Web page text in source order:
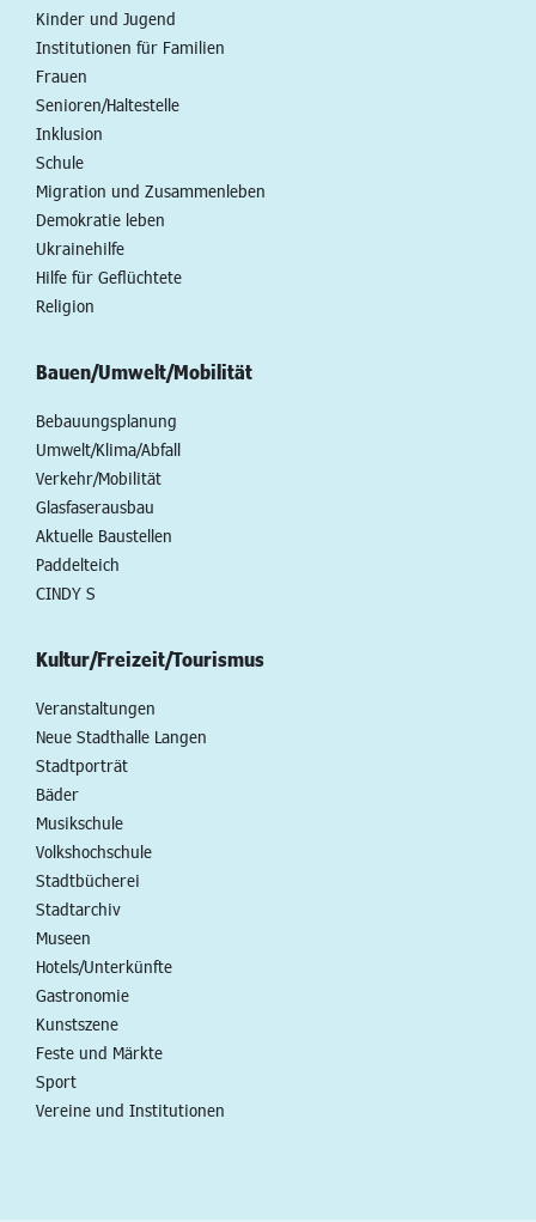
Kinder und Jugend
Institutionen für Familien
Frauen
Senioren/Haltestelle
Inklusion
Schule
Migration und Zusammenleben
Demokratie leben
Ukrainehilfe
Hilfe für Geflüchtete
Religion
Bauen/Umwelt/Mobilität
Bebauungsplanung
Umwelt/Klima/Abfall
Verkehr/Mobilität
Glasfaserausbau
Aktuelle Baustellen
Paddelteich
CINDY S
Kultur/Freizeit/Tourismus
Veranstaltungen
Neue Stadthalle Langen
Stadtporträt
Bäder
Musikschule
Volkshochschule
Stadtbücherei
Stadtarchiv
Museen
Hotels/Unterkünfte
Gastronomie
Kunstszene
Feste und Märkte
Sport
Vereine und Institutionen